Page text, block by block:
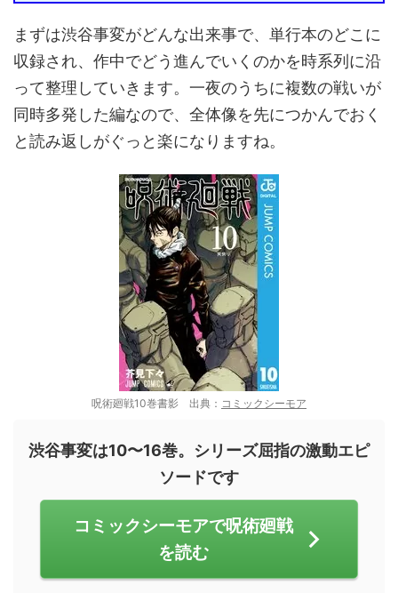
まずは渋谷事変がどんな出来事で、単行本のどこに
収録され、作中でどう進んでいくのかを時系列に沿
って整理していきます。一夜のうちに複数の戦いが
同時多発した編なので、全体像を先につかんでおく
と読み返しがぐっと楽になりますね。
呪術廻戦10巻書影 出典： コミックシーモア
渋谷事変は10〜16巻。シリーズ屈指の激動エピ
ソードです
コミックシーモアで呪術廻戦
を読む